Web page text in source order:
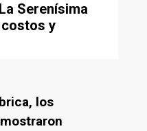
Serenísima
costos y
los